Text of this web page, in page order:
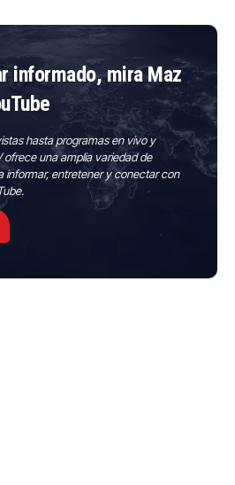
informado, mira Maz
hasta programas en vivo y
ofrece una amplia variedad de
informar, entretener y conectar con